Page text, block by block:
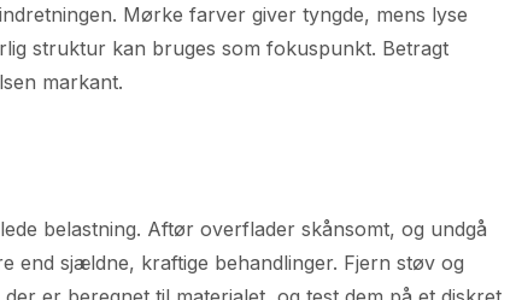
Mørke farver giver tyngde, mens lyse
struktur kan bruges som fokuspunkt. Betragt
markant.
belastning. Aftør overflader skånsomt, og undgå
end sjældne, kraftige behandlinger. Fjern støv og